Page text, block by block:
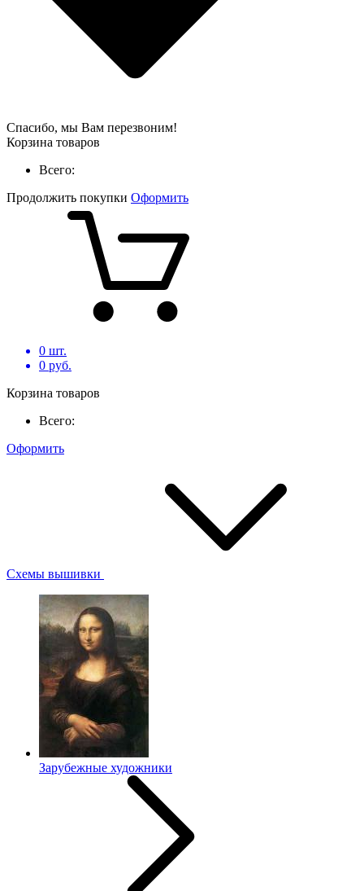
Спасибо, мы Вам перезвоним!
Корзина товаров
Всего:
Продолжить покупки Оформить
0 шт.
0 руб.
Корзина товаров
Всего:
Оформить
Схемы вышивки
Зарубежные художники